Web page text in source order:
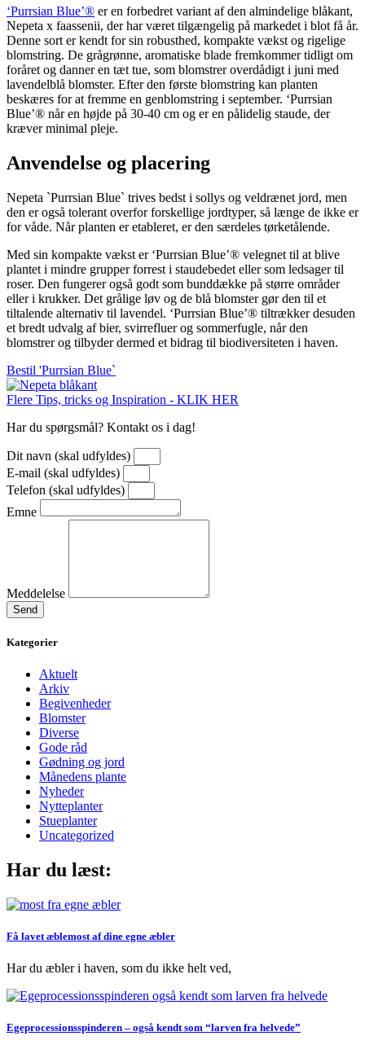
‘Purrsian Blue’® er en forbedret variant af den almindelige blåkant,
Nepeta x faassenii, der har været tilgængelig på markedet i blot få år.
Denne sort er kendt for sin robusthed, kompakte vækst og rigelige
blomstring. De grågrønne, aromatiske blade fremkommer tidligt om
foråret og danner en tæt tue, som blomstrer overdådigt i juni med
lavendelblå blomster. Efter den første blomstring kan planten
beskæres for at fremme en genblomstring i september. ‘Purrsian
Blue’® når en højde på 30-40 cm og er en pålidelig staude, der
kræver minimal pleje.
Anvendelse og placering
Nepeta `Purrsian Blue` trives bedst i sollys og veldrænet jord, men
den er også tolerant overfor forskellige jordtyper, så længe de ikke er
for våde. Når planten er etableret, er den særdeles tørketålende.
Med sin kompakte vækst er ‘Purrsian Blue’® velegnet til at blive
plantet i mindre grupper forrest i staudebedet eller som ledsager til
roser. Den fungerer også godt som bunddække på større områder
eller i krukker. Det grålige løv og de blå blomster gør den til et
tiltalende alternativ til lavendel. ‘Purrsian Blue’® tiltrækker desuden
et bredt udvalg af bier, svirrefluer og sommerfugle, når den
blomstrer og tilbyder dermed et bidrag til biodiversiteten i haven.
Bestil 'Purrsian Blue`
Flere Tips, tricks og Inspiration - KLIK HER
Har du spørgsmål? Kontakt os i dag!
Dit navn (skal udfyldes)
E-mail (skal udfyldes)
Telefon (skal udfyldes)
Emne
Meddelelse
Send
Kategorier
Aktuelt
Arkiv
Begivenheder
Blomster
Diverse
Gode råd
Gødning og jord
Månedens plante
Nyheder
Nytteplanter
Stueplanter
Uncategorized
Har du læst:
Få lavet æblemost af dine egne æbler
Har du æbler i haven, som du ikke helt ved,
Egeprocessionsspinderen – også kendt som “larven fra helvede”